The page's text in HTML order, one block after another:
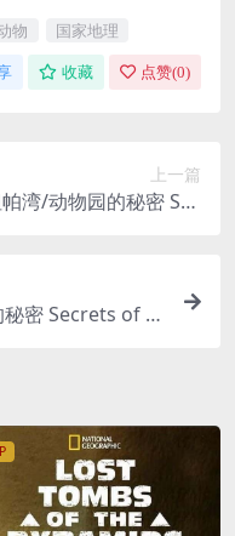
物 国家地理
收藏 点赞(0)
上一篇
湾/动物园的秘密 Sec
密 Secrets of th